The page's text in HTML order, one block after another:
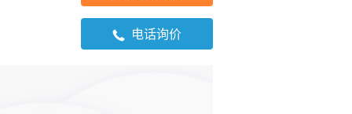
电话询价